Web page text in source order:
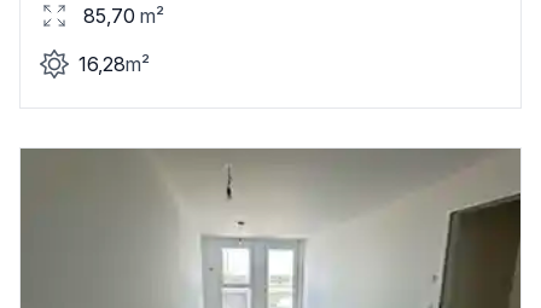
85,70 m²
16,28m²